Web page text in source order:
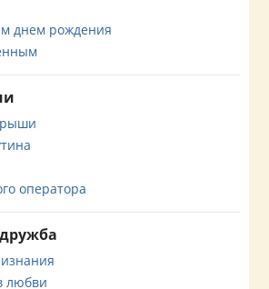
днем рождения
оператора
любви